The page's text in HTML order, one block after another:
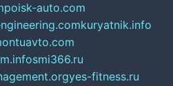
poisk-auto.com
kuryatnik.info
smi366.ru
yes-fitness.ru